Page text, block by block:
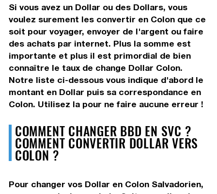
Si vous avez un Dollar ou des Dollars, vous
voulez surement les convertir en Colon que ce
soit pour voyager, envoyer de l'argent ou faire
des achats par internet. Plus la somme est
importante et plus il est primordial de bien
connaître le taux de change Dollar Colon.
Notre liste ci-dessous vous indique d'abord le
montant en Dollar puis sa correspondance en
Colon. Utilisez la pour ne faire aucune erreur !
COMMENT CHANGER BBD EN SVC ?
COMMENT CONVERTIR DOLLAR VERS
COLON ?
Pour changer vos Dollar en Colon Salvadorien,